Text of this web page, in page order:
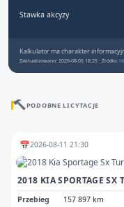
Stawka akcyzy
Kalkulator ma charakter
Zaktualizowano: 2026-08-05 18:25 · Źródło:
PODOBNE LICYTACJE
📅2026-08-11 21:30
2018 KIA SPORTAGE SX
Przebieg
157 897 km